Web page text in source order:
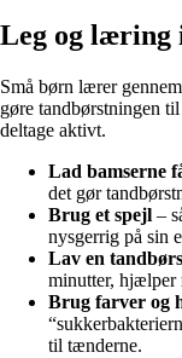
Leg og læring
Små børn lærer
gøre tandbørstningen
deltage aktivt.
Lad bamserne
det gør
Brug et spejl –
nysgerrig på sin
Lav en
minutter, hjælper
Brug farver og
til tænderne.